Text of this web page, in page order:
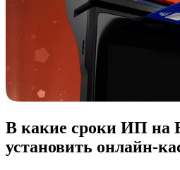
В какие сроки ИП на
установить онлайн-